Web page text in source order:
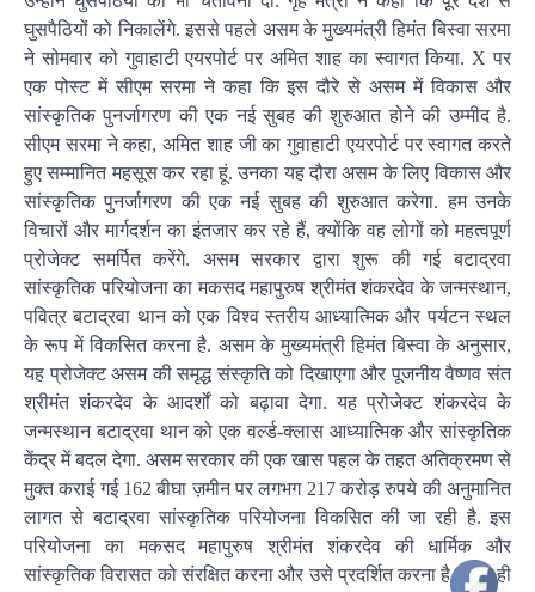
घुसपैठियों को निकालेंगे. इससे पहले असम के मुख्यमंत्री हिमंत बिस्वा सरमा
ने सोमवार को गुवाहाटी एयरपोर्ट पर अमित शाह का स्वागत किया. X पर
एक पोस्ट में सीएम सरमा ने कहा कि इस दौरे से असम में विकास और
सांस्कृतिक पुनर्जागरण की एक नई सुबह की शुरुआत होने की उम्मीद है.
सीएम सरमा ने कहा, अमित शाह जी का गुवाहाटी एयरपोर्ट पर स्वागत करते
हुए सम्मानित महसूस कर रहा हूं. उनका यह दौरा असम के लिए विकास और
सांस्कृतिक पुनर्जागरण की एक नई सुबह की शुरुआत करेगा. हम उनके
विचारों और मार्गदर्शन का इंतजार कर रहे हैं, क्योंकि वह लोगों को महत्वपूर्ण
प्रोजेक्ट समर्पित करेंगे. असम सरकार द्वारा शुरू की गई बटाद्रवा
सांस्कृतिक परियोजना का मकसद महापुरुष श्रीमंत शंकरदेव के जन्मस्थान,
पवित्र बटाद्रवा थान को एक विश्व स्तरीय आध्यात्मिक और पर्यटन स्थल
के रूप में विकसित करना है. असम के मुख्यमंत्री हिमंत बिस्वा के अनुसार,
यह प्रोजेक्ट असम की समृद्ध संस्कृति को दिखाएगा और पूजनीय वैष्णव संत
श्रीमंत शंकरदेव के आदर्शों को बढ़ावा देगा. यह प्रोजेक्ट शंकरदेव के
जन्मस्थान बटाद्रवा थान को एक वर्ल्ड-क्लास आध्यात्मिक और सांस्कृतिक
केंद्र में बदल देगा. असम सरकार की एक खास पहल के तहत अतिक्रमण से
मुक्त कराई गई 162 बीघा ज़मीन पर लगभग 217 करोड़ रुपये की अनुमानित
लागत से बटाद्रवा सांस्कृतिक परियोजना विकसित की जा रही है. इस
परियोजना का मकसद महापुरुष श्रीमंत शंकरदेव की धार्मिक और
सांस्कृतिक विरासत को संरक्षित करना और उसे प्रदर्शित करना है, साथ ही